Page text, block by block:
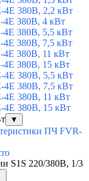
4E 380В, 2,2 кВт
4E 380В, 4 кВт
4E 380В, 5,5 кВт
4E 380В, 7,5 кВт
4E 380В, 11 кВт
4E 380В, 15 кВт
4E 380В, 5,5 кВт
4E 380В, 7,5 кВт
4E 380В, 11 кВт
4E 380В, 15 кВт
▼
ПЧ FVR-
S1S 220/380В, 1/3